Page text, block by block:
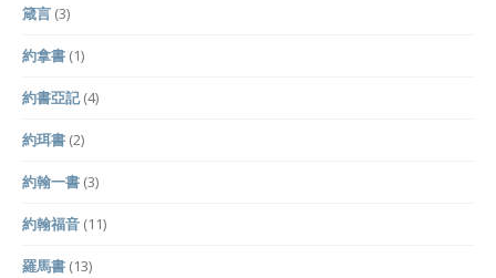
箴言 (3)
約拿書 (1)
約書亞記(4)
約珥書 (2)
約翰一書 (3)
約翰福音 (11)
羅馬書 (13)